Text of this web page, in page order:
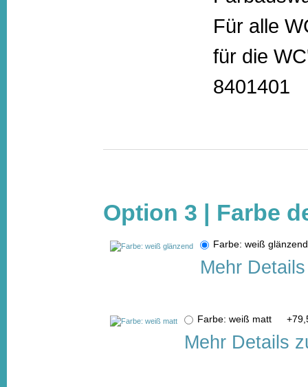
Für alle
für die
8401401
Option 3 | Farbe
Farbe: weiß
Mehr
Farbe: weiß matt +
Mehr Details